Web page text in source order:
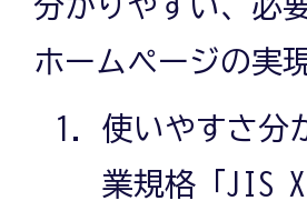
ホームページの実
使いやすさ分
業規格「JIS